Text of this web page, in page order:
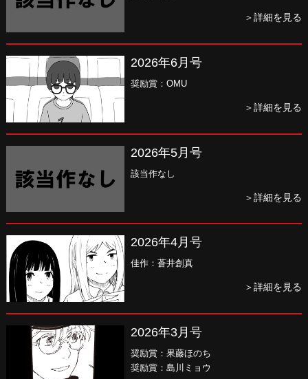
＞詳細を見る
2026年6月号
奨励賞：OMU
＞詳細を見る
2026年5月号
該当作なし
＞詳細を見る
2026年4月号
佳作：蒼井創真
＞詳細を見る
2026年3月号
奨励賞：果藤ほのち
奨励賞：島川ミョウ